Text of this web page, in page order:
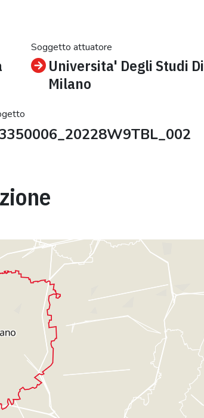
Soggetto attuatore
Universita' Degli Studi Di
Milano